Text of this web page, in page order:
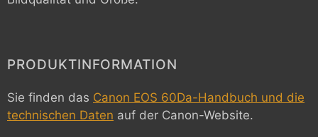
PRODUKTINFORMATION
Sie finden das Canon EOS 60Da-Handbuch und die
technischen Daten auf der Canon-Website.